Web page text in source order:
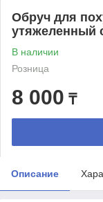
Обруч для
утяжеленный
В наличии
Розница
8 000 ₸
Описание